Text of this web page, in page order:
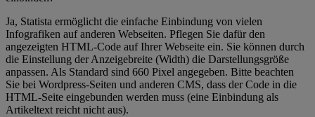
Ja, Statista ermöglicht die einfache Einbindung von vielen
Infografiken auf anderen Webseiten. Pflegen Sie dafür den
angezeigten HTML-Code auf Ihrer Webseite ein. Sie können durch
die Einstellung der Anzeigebreite (Width) die Darstellungsgröße
anpassen. Als Standard sind 660 Pixel angegeben. Bitte beachten
Sie bei Wordpress-Seiten und anderen CMS, dass der Code in die
HTML-Seite eingebunden werden muss (eine Einbindung als
Artikeltext reicht nicht aus).